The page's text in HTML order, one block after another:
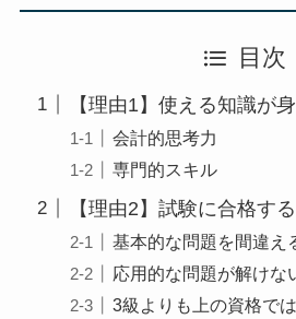
目次
【理由1】使える知識が
会計的思考力
専門的スキル
【理由2】試験に合格す
基本的な問題を間違え
応用的な問題が解けな
3級よりも上の資格で